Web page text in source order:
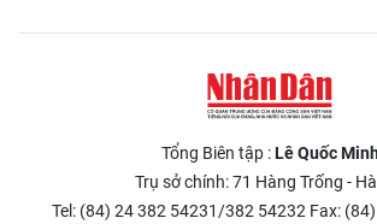
Tổng Biên tập :Lê Quốc
Trụ sở chính: 71 Hàng Trống -
Tel: (84) 24 382 54231/382 54232 Fax: